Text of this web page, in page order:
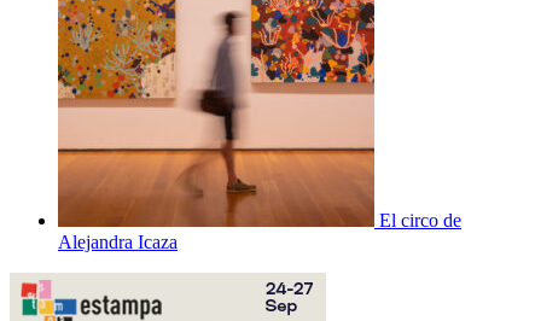
El circo de
Alejandra Icaza